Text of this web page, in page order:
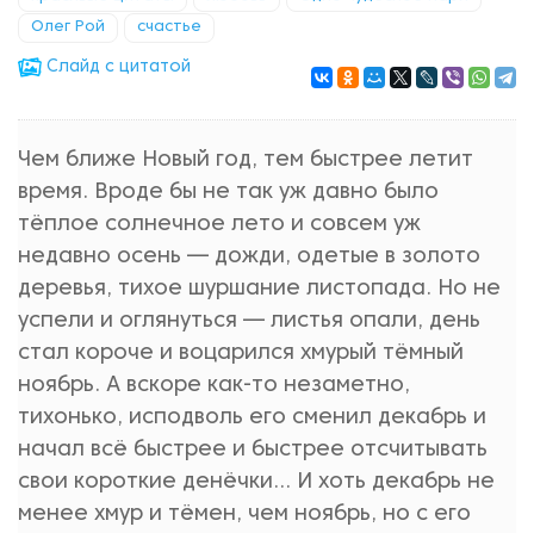
Олег Рой счастье
Cлайд с цитатой
Чем ближе Новый год, тем быстрее летит
время. Вроде бы не так уж давно было
тёплое солнечное лето и совсем уж
недавно осень — дожди, одетые в золото
деревья, тихое шуршание листопада. Но не
успели и оглянуться — листья опали, день
стал короче и воцарился хмурый тёмный
ноябрь. А вскоре как-то незаметно,
тихонько, исподволь его сменил декабрь и
начал всё быстрее и быстрее отсчитывать
свои короткие денёчки... И хоть декабрь не
менее хмур и тёмен, чем ноябрь, но с его